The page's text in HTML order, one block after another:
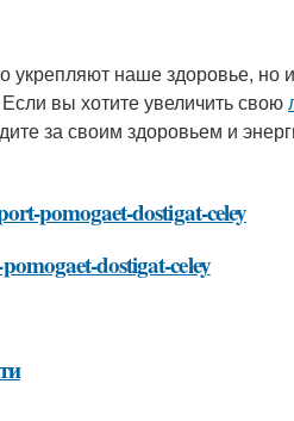
наше здоровье, но
вы хотите увеличить свою
за своим здоровьем и
pomogaet-dostigat-celey
dostigat-celey